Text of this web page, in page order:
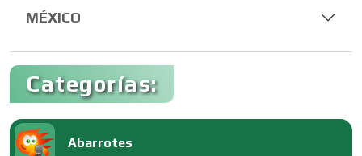
MÉXICO
Categorías:
Abarrotes